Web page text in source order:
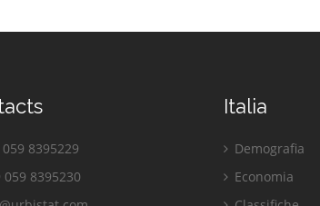
059 8395229
059 8395230
Italia
Demografia
Economia